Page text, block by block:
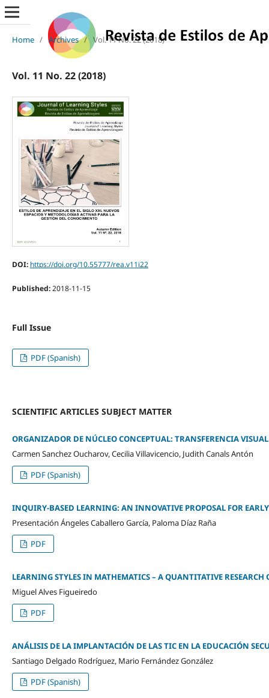
Home / Archives / Vol. 11 No. 22 (2018)
Vol. 11 No. 22 (2018)
DOI: https://doi.org/10.55777/rea.v11i22
Published:2018-11-15
Full Issue
PDF (Spanish)
SCIENTIFIC ARTICLES SUBJECT MATTER
ORGANIZADOR DE NÚCLEO CONCEPTUAL: TRANSFERENCIA
Carmen Sanchez Oucharov, Cecilia Villavicencio, Judith Canals Antón
PDF (Spanish)
INQUIRY-BASED LEARNING: AN INNOVATIVE PROPOSAL FOR
Presentación Ángeles Caballero García, Paloma Díaz Raña
PDF
LEARNING STYLES IN MATHEMATICS – A QUANTITATIVE RESEARCH
Miguel Alves Figueiredo
PDF
ANÁLISIS DE LA IMPLANTACIÓN DE LAS TIC EN LA EDUCACIÓN
Santiago Delgado Rodríguez, Mario Fernández González
PDF (Spanish)